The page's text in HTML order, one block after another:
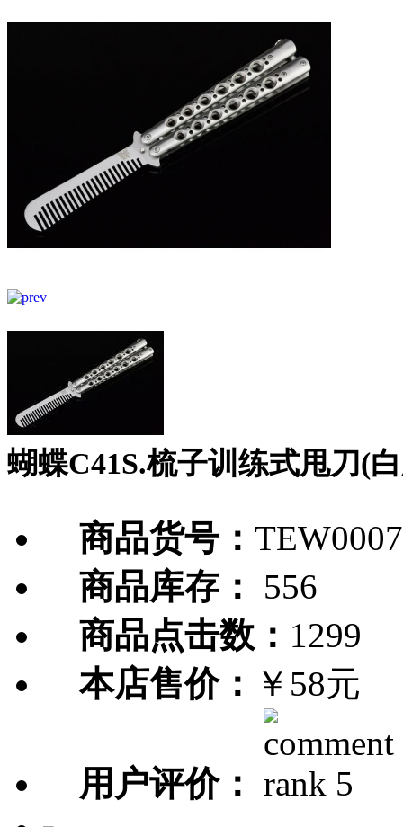
蝴蝶C41S.梳子训练式甩刀(
商品货号：
商品库存：
556
商品点击数： 1299
本店售价： ￥58元
用户评价：